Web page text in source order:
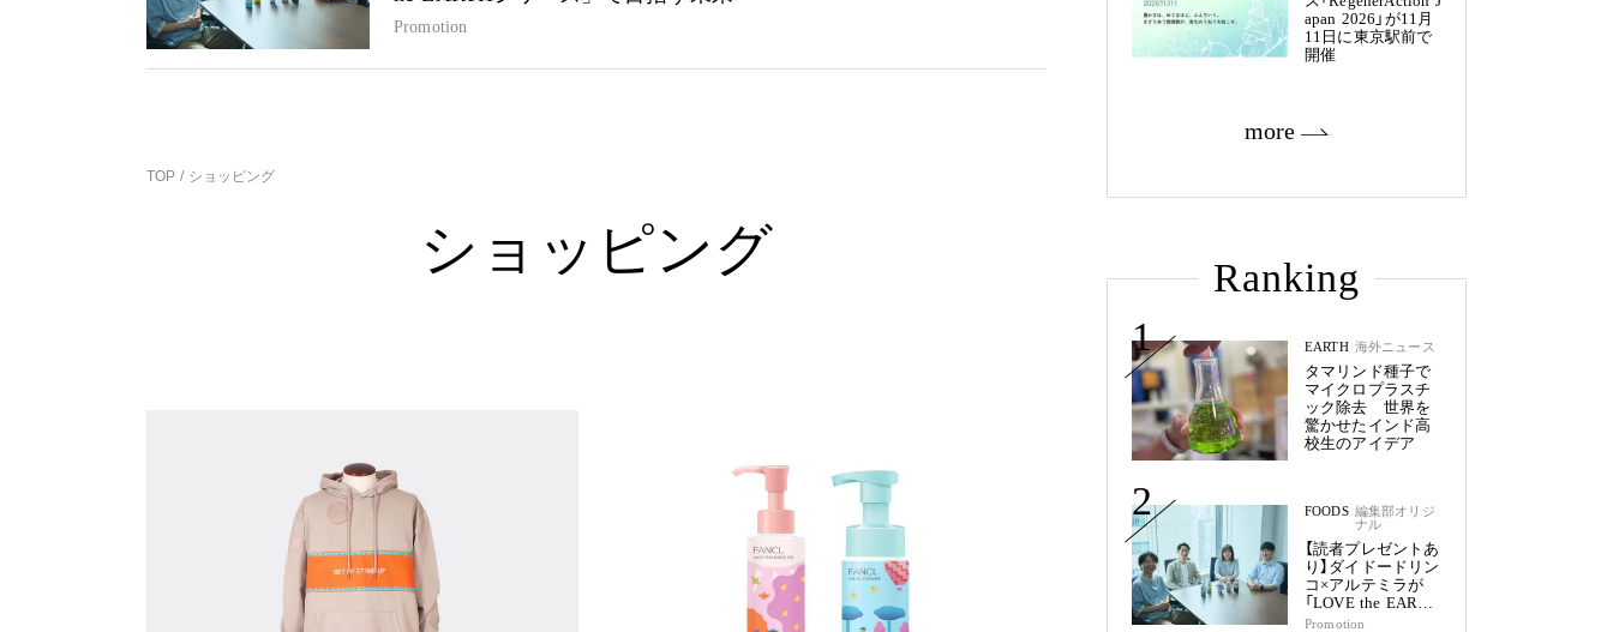
Promotion
TOP ショッピング
ショッピング
apan 2026」が11月
11日に東京駅前で
開催
more
Ranking
1
EARTH 海外ニュース
タマリンド種子で
マイクロプラスチ
ック除去 世界を
驚かせたインド高
校生のアイデア
2 FOODS 編集部オリジ
ナル
【読者プレゼントあ
り】ダイドードリン
コ×アルテミラが
「LOVE the EARTH
シリーズ」で目指す
Promotion